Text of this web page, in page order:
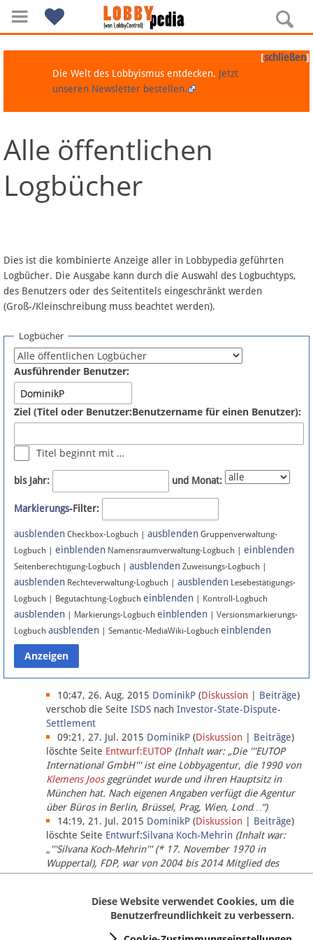
Navigation
Über Lobbypedia
Artikel nach Kategorien
FAQ
Fördermitglied werden
Fehler melden
Newsletter
Bluesky
Facebook
Instagram
Anmelden
Datenschutz
Über Lobbypedia
Impressum
[schließen]
Die Welt des Lobbyismus entdecken. Jetzt
unseren Newsletter bestellen.
Alle öffentlichen
Logbücher
Dies ist die kombinierte Anzeige aller in Lobbypedia geführten
Logbücher. Die Ausgabe kann durch die Auswahl des Logbuchtyps,
des Benutzers oder des Seitentitels eingeschränkt werden
(Groß-/Kleinschreibung muss beachtet werden).
Logbücher
Ausführender Benutzer:
Ziel (Titel oder Benutzer:Benutzername für einen Benutzer):
Titel beginnt mit …
bis Jahr: und Monat:
Markierungs-Filter:
ausblenden Checkbox-Logbuch | ausblenden Gruppenverwaltung-
Logbuch | einblenden Namensraumverwaltung-Logbuch | einblenden
Seitenberechtigung-Logbuch | ausblenden Zuweisungs-Logbuch |
ausblenden Rechteverwaltung-Logbuch | ausblenden Lesebestätigungs-
Logbuch | Begutachtung-Logbuch einblenden | Kontroll-Logbuch
ausblenden | Markierungs-Logbuch einblenden | Versionsmarkierungs-
Logbuch ausblenden | Semantic-MediaWiki-Logbuch einblenden
10:47, 26. Aug. 2015 DominikP (Diskussion Beiträge)
verschob die Seite ISDS nach Investor-State-Dispute-
Settlement
09:21, 27. Jul. 2015 DominikP (Diskussion Beiträge)
löschte Seite Entwurf:EUTOP (Inhalt war: „Die '''EUTOP
International GmbH''' ist eine Lobbyagentur, die 1990 von
Klemens Joosgegründet wurde und ihren Hauptsitz in
München hat. Nach eigenen Angaben verfügt die Agentur
über Büros in Berlin, Brüssel, Prag, Wien, Lond…“)
14:19, 21. Jul. 2015 DominikP (Diskussion Beiträge)
löschte Seite Entwurf:Silvana Koch-Mehrin (Inhalt war:
„'''Silvana Koch-Mehrin''' (* 17. November 1970 in
Wuppertal), FDP, war von 2004 bis 2014 Mitglied des
Europäischen Parlaments, seit November 2014 ist sie für
Diese Website verwendet Cookies, um die
Benutzerfreundlichkeit zu verbessern.